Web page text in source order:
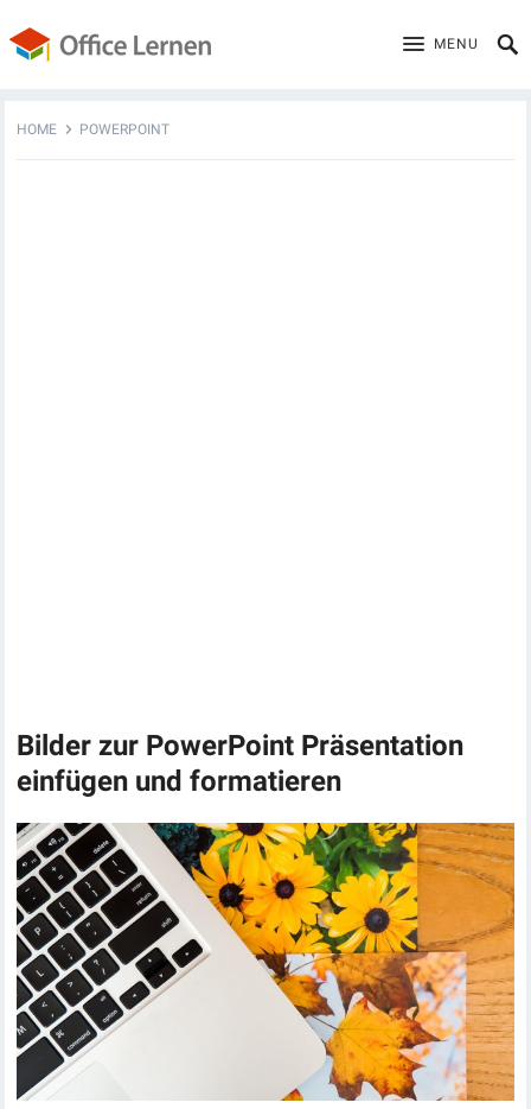
MENU
HOME POWERPOINT
Bilder zur PowerPoint Präsentation
einfügen und formatieren